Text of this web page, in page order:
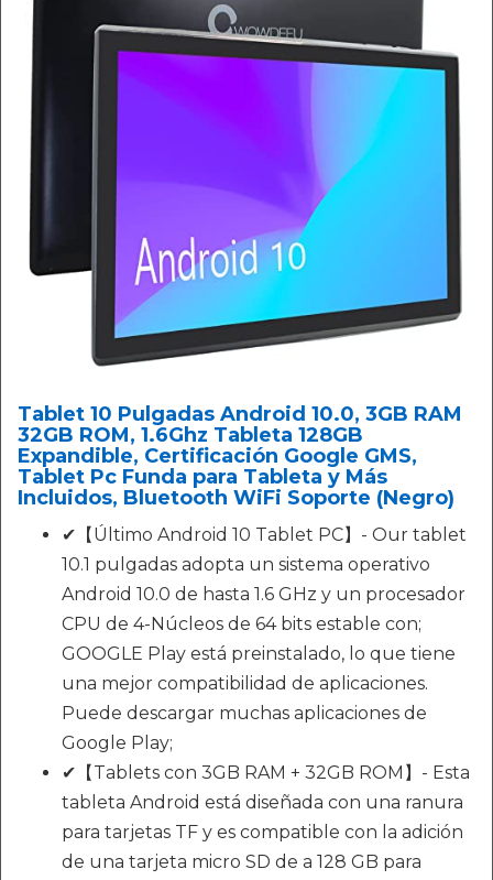
Tablet 10 Pulgadas Android 10.0, 3GB RAM
32GB ROM, 1.6Ghz Tableta 128GB
Expandible, Certificación Google GMS,
Tablet Pc Funda para Tableta y Más
Incluidos, Bluetooth WiFi Soporte (Negro)
✔【Último Android 10 Tablet PC】- Our tablet
10.1 pulgadas adopta un sistema operativo
Android 10.0 de hasta 1.6 GHz y un procesador
CPU de 4-Núcleos de 64 bits estable con;
GOOGLE Play está preinstalado, lo que tiene
una mejor compatibilidad de aplicaciones.
Puede descargar muchas aplicaciones de
Google Play;
✔【Tablets con 3GB RAM + 32GB ROM】- Esta
tableta Android está diseñada con una ranura
para tarjetas TF y es compatible con la adición
de una tarjeta micro SD de a 128 GB para